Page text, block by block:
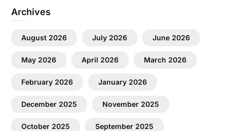
Archives
August 2026 July 2026 June 2026
May 2026 April 2026 March 2026
February 2026 January 2026
December 2025 November 2025
October 2025 September 2025